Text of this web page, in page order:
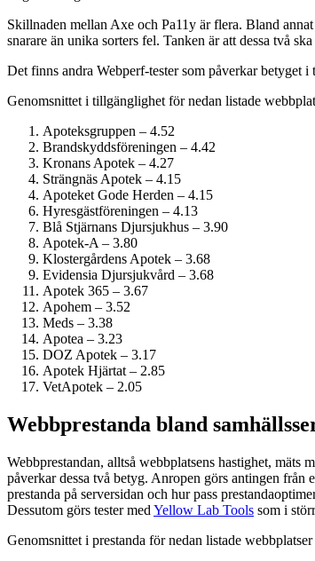
Skillnaden mellan Axe och Pa11y är flera. Bland
snarare än unika sorters fel. Tanken är att dessa två
Det finns andra Webperf-tester som påverkar betyget
Genomsnittet i tillgänglighet för nedan listade
Apoteksgruppen – 4.52
Brandskyddsföreningen – 4.42
Kronans Apotek – 4.27
Strängnäs Apotek – 4.15
Apoteket Gode Herden – 4.15
Hyresgästföreningen – 4.13
Blå Stjärnans Djursjukhus – 3.90
Apotek-A – 3.80
Klostergårdens Apotek – 3.68
Evidensia Djursjukvård – 3.68
Apotek 365 – 3.67
Apohem – 3.52
Meds – 3.38
Apotea – 3.23
DOZ Apotek – 3.17
Apotek Hjärtat – 2.85
VetApotek – 2.05
Webbprestanda bland
Webbprestandan, alltså webbplatsens hastighet, mäts
påverkar dessa två betyg. Anropen görs antingen
prestanda på serversidan och hur pass
Dessutom görs tester med Yellow Lab Tools som i
Genomsnittet i prestanda för nedan listade